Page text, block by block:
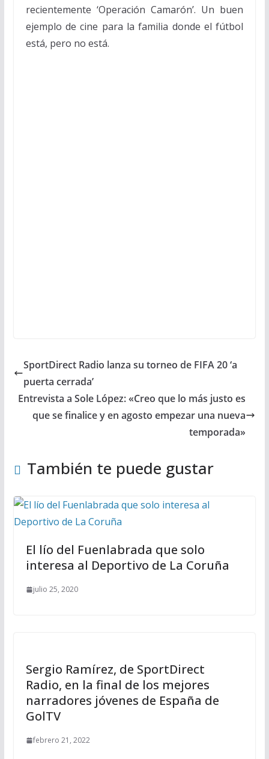
recientemente ‘Operación Camarón’. Un buen
ejemplo de cine para la familia donde el fútbol
está, pero no está.
SportDirect Radio lanza su torneo de FIFA 20 ‘a
puerta cerrada’
Entrevista a Sole López: «Creo que lo más justo es
que se finalice y en agosto empezar una nueva
temporada»
También te puede gustar
El lío del Fuenlabrada que solo
interesa al Deportivo de La Coruña
julio 25, 2020
Sergio Ramírez, de SportDirect
Radio, en la final de los mejores
narradores jóvenes de España de
GolTV
febrero 21, 2022